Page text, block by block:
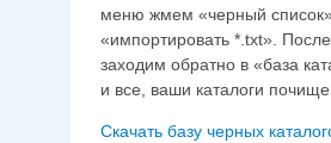
меню жмем «черный
«импортировать *.txt».
заходим обратно в «база
и все, ваши каталоги
Скачать базу черных